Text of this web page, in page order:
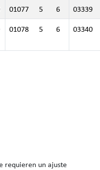
01077 5 6
03339
01078 5 6 03340
requieren un ajuste